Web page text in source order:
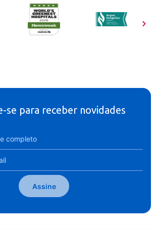
se para receber novidades
Assine